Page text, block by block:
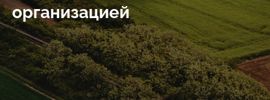
организацией